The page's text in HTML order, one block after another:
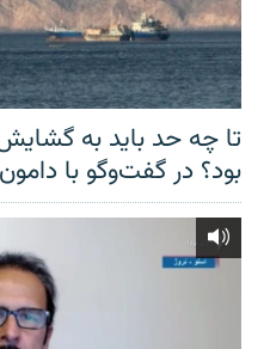
تا چه حد باید به
بود؟ در گفت‌وگو با دامون